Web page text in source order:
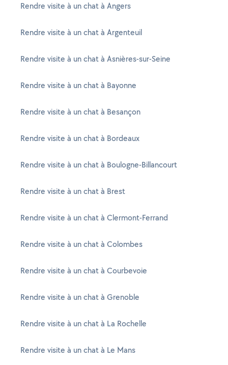
Rendre visite à un chat à Angers
Rendre visite à un chat à Argenteuil
Rendre visite à un chat à Asnières-sur-Seine
Rendre visite à un chat à Bayonne
Rendre visite à un chat à Besançon
Rendre visite à un chat à Bordeaux
Rendre visite à un chat à Boulogne-Billancourt
Rendre visite à un chat à Brest
Rendre visite à un chat à Clermont-Ferrand
Rendre visite à un chat à Colombes
Rendre visite à un chat à Courbevoie
Rendre visite à un chat à Grenoble
Rendre visite à un chat à La Rochelle
Rendre visite à un chat à Le Mans